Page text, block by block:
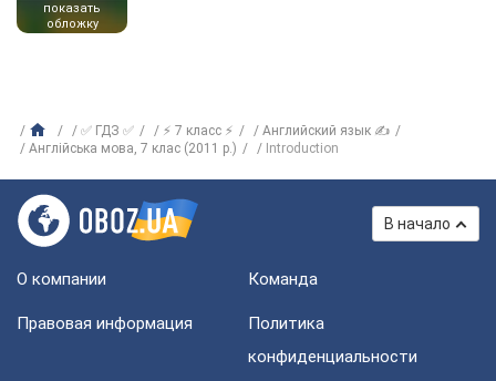
показать
обложку
✅ ГДЗ ✅ ⚡ 7 класс ⚡
Английский язык ✍
Англійська мова, 7 клас (2011 р.)
Introduction
В начало
О компании Команда
Правовая информация
Политика
конфиденциальности